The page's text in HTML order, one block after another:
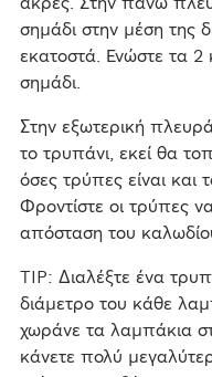
σημάδι στην μέση της
εκατοστά. Ενώστε τα
σημάδι.
Στην εξωτερική
το τρυπάνι, εκεί θα
όσες τρύπες είναι και
Φροντίστε οι τρύπες
απόσταση του
TIP: Διαλέξτε ένα
διάμετρο του κάθε
χωράνε τα λαμπάκια
κάνετε πολύ